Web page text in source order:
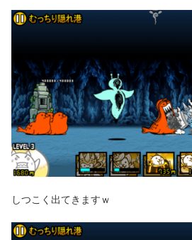
しつこく出てきますｗ